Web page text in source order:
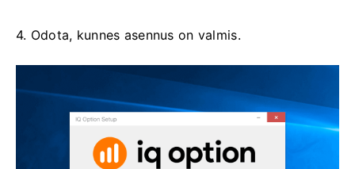
4. Odota, kunnes asennus on valmis.